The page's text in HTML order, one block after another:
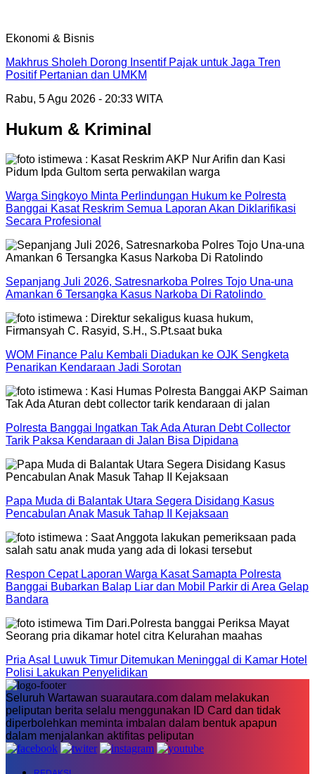
Ekonomi & Bisnis
Makhrus Sholeh Dorong Insentif Pajak untuk Jaga Tren
Positif Pertanian dan UMKM
Rabu, 5 Agu 2026 - 20:33 WITA
Hukum & Kriminal
Warga Singkoyo Minta Perlindungan Hukum ke Polresta
Banggai Kasat Reskrim Semua Laporan Akan Diklarifikasi
Secara Profesional
Sepanjang Juli 2026, Satresnarkoba Polres Tojo Una-una
Amankan 6 Tersangka Kasus Narkoba Di Ratolindo
WOM Finance Palu Kembali Diadukan ke OJK Sengketa
Penarikan Kendaraan Jadi Sorotan
Polresta Banggai Ingatkan Tak Ada Aturan Debt Collector
Tarik Paksa Kendaraan di Jalan Bisa Dipidana
Papa Muda di Balantak Utara Segera Disidang Kasus
Pencabulan Anak Masuk Tahap II Kejaksaan
Respon Cepat Laporan Warga Kasat Samapta Polresta
Banggai Bubarkan Balap Liar dan Mobil Parkir di Area Gelap
Bandara
Pria Asal Luwuk Timur Ditemukan Meninggal di Kamar Hotel
Polisi Lakukan Penyelidikan
Seluruh Wartawan suarautara.com dalam melakukan
peliputan berita selalu menggunakan ID Card dan tidak
diperbolehkan meminta imbalan dalam bentuk apapun
dalam menjalankan aktifitas peliputan